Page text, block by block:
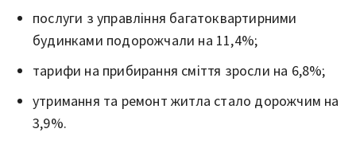
послуги з управління багатоквартирними
будинками подорожчали на 11,4%;
тарифи на прибирання сміття зросли на 6,8%;
утримання та ремонт житла стало дорожчим на
3,9%.